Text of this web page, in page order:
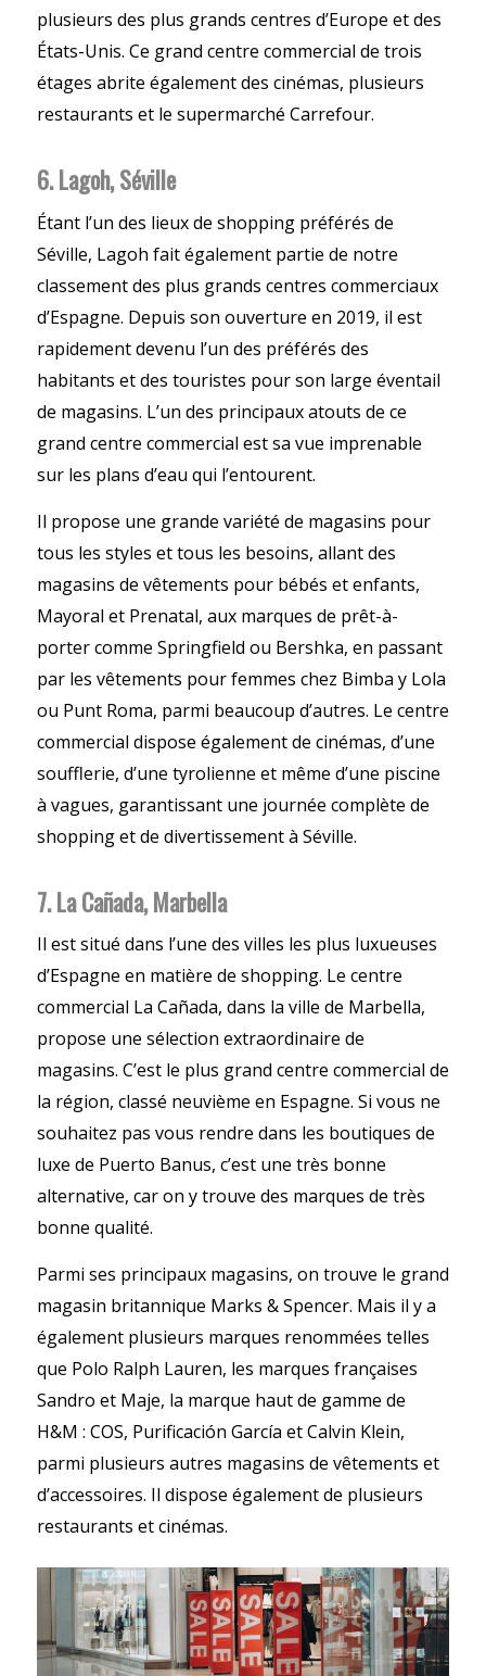
plusieurs des plus grands centres d’Europe et des
États-Unis. Ce grand centre commercial de trois
étages abrite également des cinémas, plusieurs
restaurants et le supermarché Carrefour.
6. Lagoh, Séville
Étant l’un des lieux de shopping préférés de
Séville, Lagoh fait également partie de notre
classement des plus grands centres commerciaux
d’Espagne. Depuis son ouverture en 2019, il est
rapidement devenu l’un des préférés des
habitants et des touristes pour son large éventail
de magasins. L’un des principaux atouts de ce
grand centre commercial est sa vue imprenable
sur les plans d’eau qui l’entourent.
Il propose une grande variété de magasins pour
tous les styles et tous les besoins, allant des
magasins de vêtements pour bébés et enfants,
Mayoral et Prenatal, aux marques de prêt-à-
porter comme Springfield ou Bershka, en passant
par les vêtements pour femmes chez Bimba y Lola
ou Punt Roma, parmi beaucoup d’autres. Le centre
commercial dispose également de cinémas, d’une
soufflerie, d’une tyrolienne et même d’une piscine
à vagues, garantissant une journée complète de
shopping et de divertissement à Séville.
7. La Cañada, Marbella
Il est situé dans l’une des villes les plus luxueuses
d’Espagne en matière de shopping. Le centre
commercial La Cañada, dans la ville de Marbella,
propose une sélection extraordinaire de
magasins. C’est le plus grand centre commercial de
la région, classé neuvième en Espagne. Si vous ne
souhaitez pas vous rendre dans les boutiques de
luxe de Puerto Banus, c’est une très bonne
alternative, car on y trouve des marques de très
bonne qualité.
Parmi ses principaux magasins, on trouve le grand
magasin britannique Marks & Spencer. Mais il y a
également plusieurs marques renommées telles
que Polo Ralph Lauren, les marques françaises
Sandro et Maje, la marque haut de gamme de
H&M : COS, Purificación García et Calvin Klein,
parmi plusieurs autres magasins de vêtements et
d’accessoires. Il dispose également de plusieurs
restaurants et cinémas.